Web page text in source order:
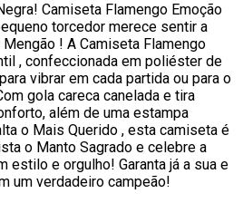
Camiseta Flamengo Emoção
torcedor merece sentir a
! A Camiseta Flamengo
, confeccionada em poliéster de
vibrar em cada partida ou para o
gola careca canelada e tira
além de uma estampa
o Mais Querido , esta camiseta é
o Manto Sagrado e celebre a
estilo e orgulho! Garanta já a sua e
um verdadeiro campeão!